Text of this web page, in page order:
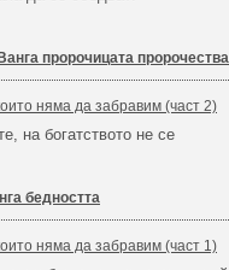
пророчицата
няма да забравим (част 2)
на богатството не се
бедността
няма да забравим (част 1)